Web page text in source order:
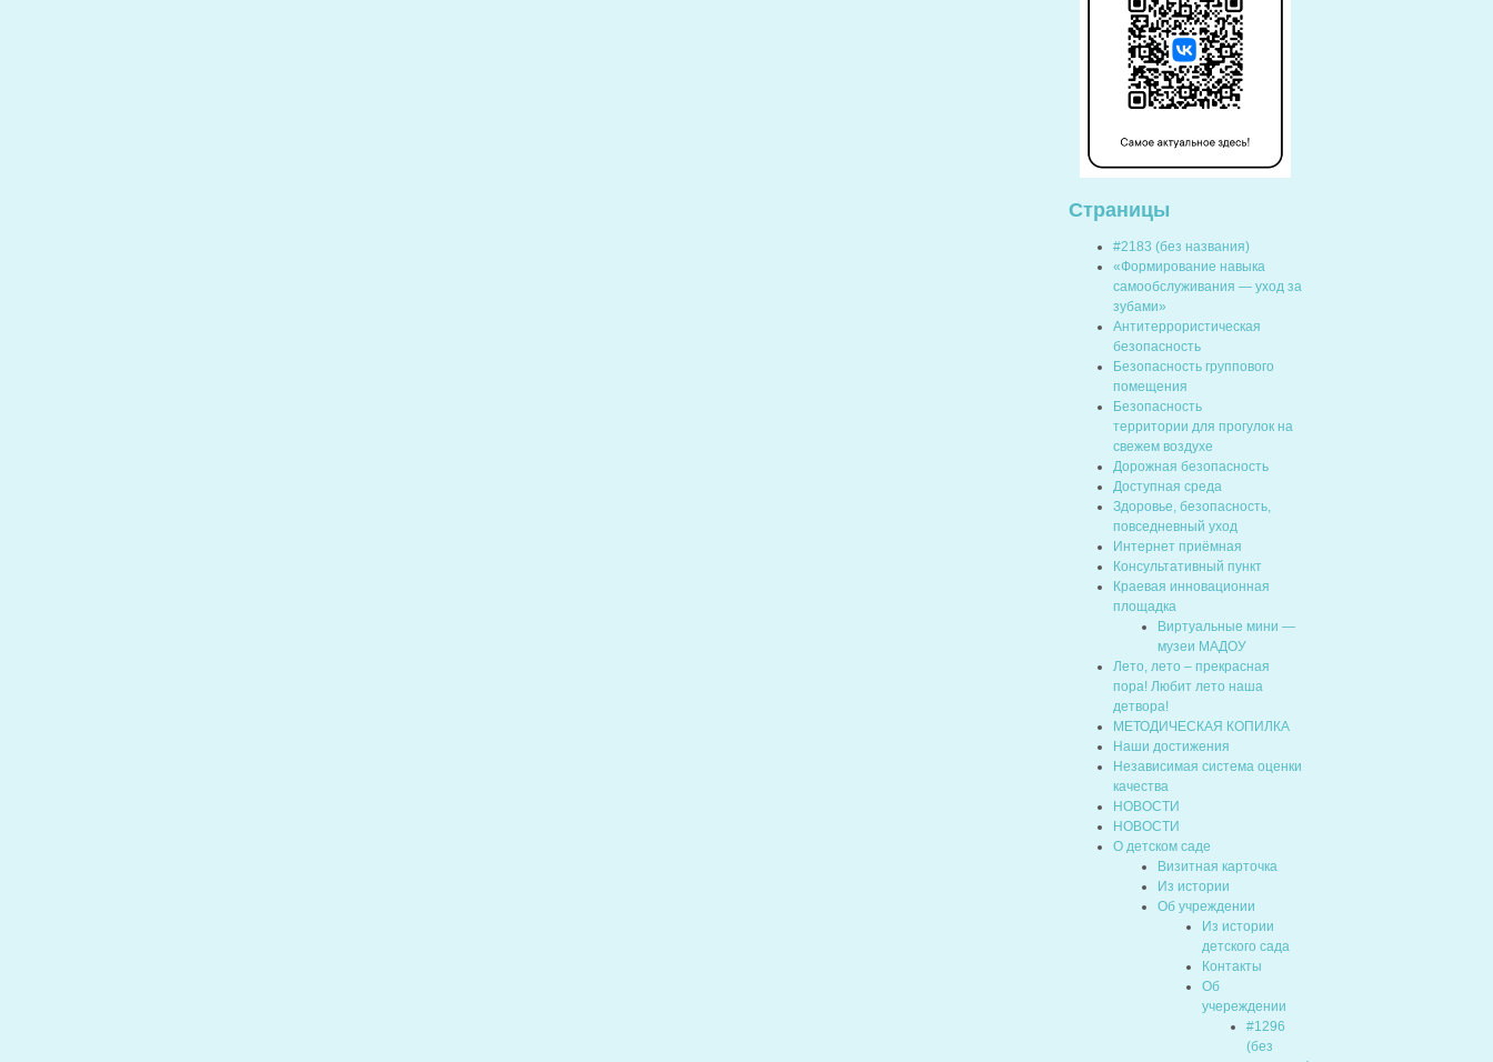
Страницы
#2183 (без названия)
«Формирование навыка
самообслуживания — уход за
зубами»
Антитеррористическая
безопасность
Безопасность группового
помещения
Безопасность
территории для прогулок на
свежем воздухе
Дорожная безопасность
Доступная среда
Здоровье, безопасность,
повседневный уход
Интернет приёмная
Консультативный пункт
Краевая инновационная
площадка
Виртуальные мини —
музеи МАДОУ
Лето, лето – прекрасная
пора! Любит лето наша
детвора!
МЕТОДИЧЕСКАЯ КОПИЛКА
Наши достижения
Независимая система оценки
качества
НОВОСТИ
НОВОСТИ
О детском саде
Визитная карточка
Из истории
Об учреждении
Из истории
детского сада
Контакты
Об
учереждении
#1296
(без